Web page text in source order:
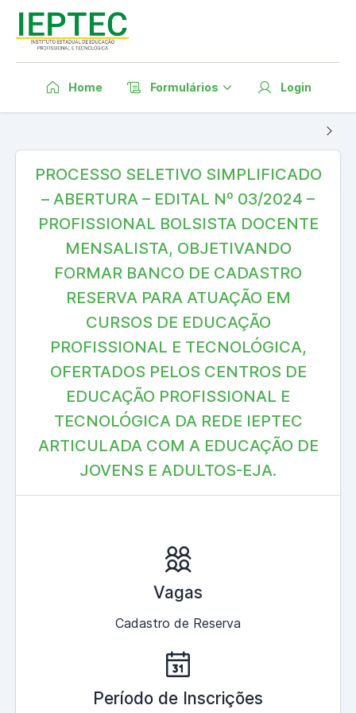
Home Formulários Login
PROCESSO SELETIVO SIMPLIFICADO
– ABERTURA – EDITAL Nº 03/2024 –
PROFISSIONAL BOLSISTA DOCENTE
MENSALISTA, OBJETIVANDO
FORMAR BANCO DE CADASTRO
RESERVA PARA ATUAÇÃO EM
CURSOS DE EDUCAÇÃO
PROFISSIONAL E TECNOLÓGICA,
OFERTADOS PELOS CENTROS DE
EDUCAÇÃO PROFISSIONAL E
TECNOLÓGICA DA REDE IEPTEC
ARTICULADA COM A EDUCAÇÃO DE
JOVENS E ADULTOS-EJA.
Vagas
Cadastro de Reserva
Período de Inscrições